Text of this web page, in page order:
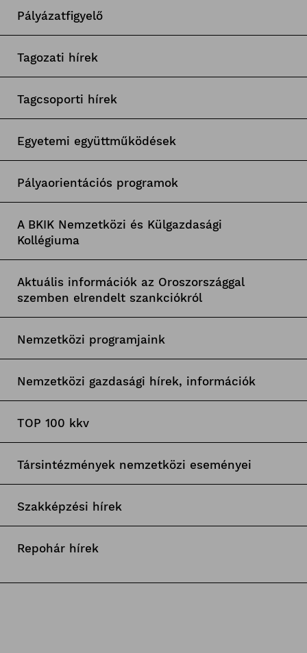
Pályázatfigyelő
Tagozati hírek
Tagcsoporti hírek
Egyetemi együttműködések
Pályaorientációs programok
A BKIK Nemzetközi és Külgazdasági
Kollégiuma
Aktuális információk az Oroszországgal
szemben elrendelt szankciókról
Nemzetközi programjaink
Nemzetközi gazdasági hírek, információk
TOP 100 kkv
Társintézmények nemzetközi eseményei
Szakképzési hírek
Repohár hírek